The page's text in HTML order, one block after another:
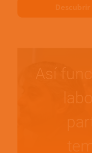
Descubrir
Así